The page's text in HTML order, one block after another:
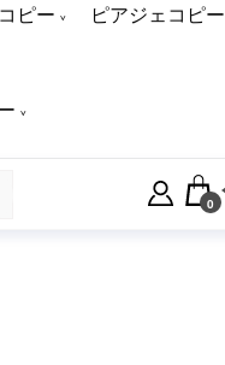
ピー ピアジェコピー
0